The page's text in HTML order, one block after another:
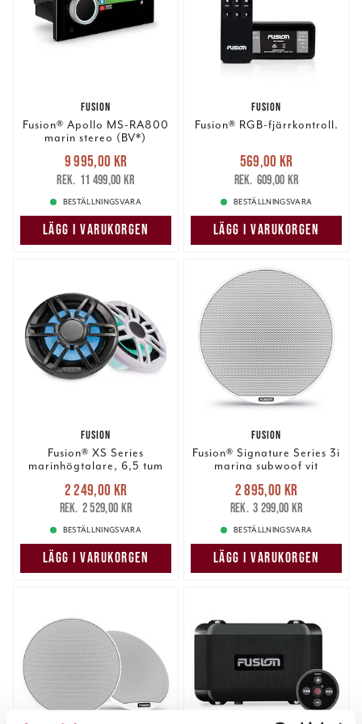
Signature 3-serien är designad för att leverera exceptionellt ljud
med en stilren estetik. Med avancerad teknik och robust konstruktion
VARFÖR VÄLJA FUSION-HÖGTALARE?
Premium ljudkvalitet anpassad för marina miljöer
Robust konstruktion som tål saltvatten och UV-strålning
Mångsidiga designalternativ med LED-belysning
Enkel integration med andra Fusion- och Garmin-produkter
FUSION
Fusion® Apollo MS-RA800
marin stereo (BV*)
Nuvarande pris
9 995,00 krTidigare pris
11 499,00 kr
9 995,00 kr
11 499,00 kr
BESTÄLLNINGSVARA
LÄGG I VARUKORGEN
FUSION
Fusion® RGB-fjärrkontroll.
Nuvarande pris
569,00 krTidigare pris
609,00 kr
569,00 kr
609,00 kr
BESTÄLLNINGSVARA
LÄGG I VARUKORGEN
FUSION
Fusion® XS Series
marinhögtalare, 6,5 tum
Nuvarande pris
2 249,00 krTidigare pris
2 529,00 kr
2 249,00 kr
2 529,00 kr
BESTÄLLNINGSVARA
LÄGG I VARUKORGEN
FUSION
Fusion® Signature Series 3i
marina subwoof vit
Nuvarande pris
2 895,00 krTidigare pris
3 299,00 kr
2 895,00 kr
3 299,00 kr
BESTÄLLNINGSVARA
LÄGG I VARUKORGEN